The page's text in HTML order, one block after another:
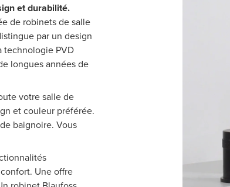
et durabilité.
de robinets de salle
par un design
technologie PVD
longues années de
votre salle de
et couleur préférée.
baignoire. Vous
Une offre